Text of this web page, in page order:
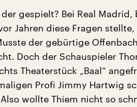
der gespielt? Bei Real Madrid,
Jahren diese Fragen
der gebürtige
Doch der Schauspieler
Theaterstück „Baal“
Profi Jimmy Hartwig
wollte Thiem nicht so